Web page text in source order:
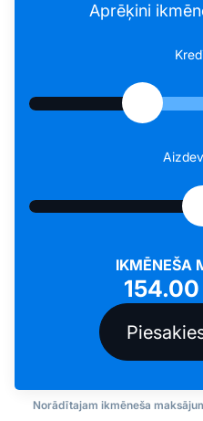
Aprēķini
IKMĒNEŠA
154.00
Norādītajam ikmēneša